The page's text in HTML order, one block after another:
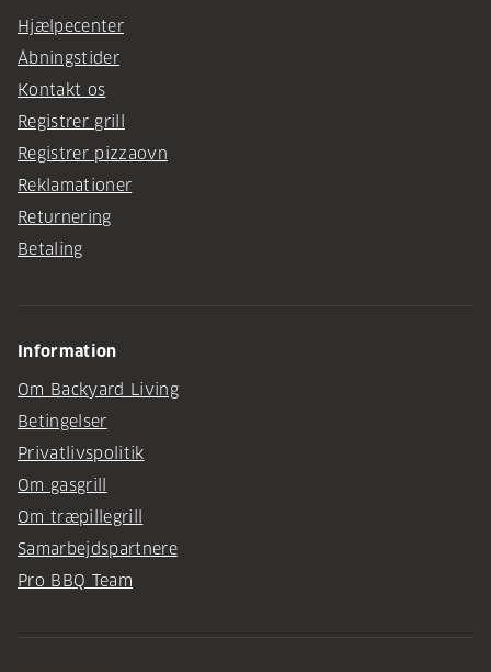
Hjælpecenter
Åbningstider
Kontakt os
Registrer grill
Registrer pizzaovn
Reklamationer
Returnering
Betaling
Information
Om Backyard Living
Betingelser
Privatlivspolitik
Om gasgrill
Om træpillegrill
Samarbejdspartnere
Pro BBQ Team